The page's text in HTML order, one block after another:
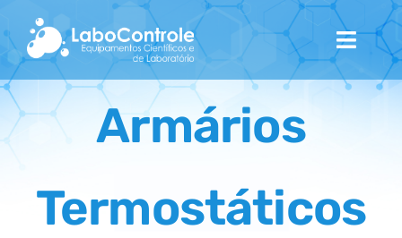
to
content
Home
Catálogo
Armários
Termostáticos